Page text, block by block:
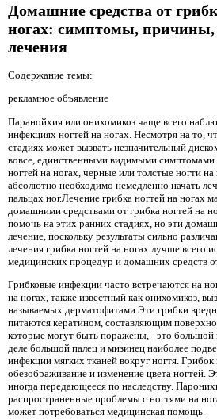
Домашние средства от
ногах: симптомы, причины,
лечения
Содержание темы:
рекламное объявление
Паранойхия или онихомикоз чаще всего
инфекциях ногтей на ногах. Несмотря на то,
стадиях может вызвать незначительный
вовсе, единственными видимыми симптомами
ногтей на ногах, черные или толстые ногти
абсолютно необходимо немедленно начать
пальцах ног.Лечение грибка ногтей на ногах
домашними средствами от грибка ногтей на
помочь на этих ранних стадиях, но эти
лечение, поскольку результаты сильно
лечения грибка ногтей на ногах лучше всего
медицинских процедур и домашних средств
Грибковые инфекции часто встречаются на
на ногах, также известный как онихомикоз,
называемых дерматофитами.Эти грибки
питаются кератином, составляющим
которые могут быть поражены, - это
деле большой палец и мизинец наиболее
инфекции мягких тканей вокруг ногтя.
обезображивание и изменение цвета ногтей.
иногда передающееся по наследству.
распространенные проблемы с ногтями на
может потребоваться медицинская помощь.